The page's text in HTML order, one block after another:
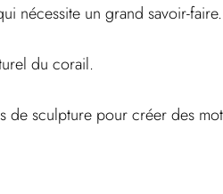
nécessite un grand savoir-faire.
du corail.
de sculpture pour créer des